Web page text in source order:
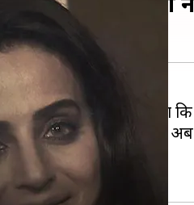
ने सनसनीखेज बयान दिया था
करने पर मजबूर किया था।